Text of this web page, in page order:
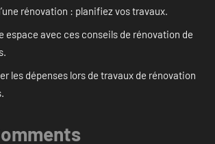
rénovation : planifiez vos travaux.
espace avec ces conseils de rénovation de
les dépenses lors de travaux de rénovation